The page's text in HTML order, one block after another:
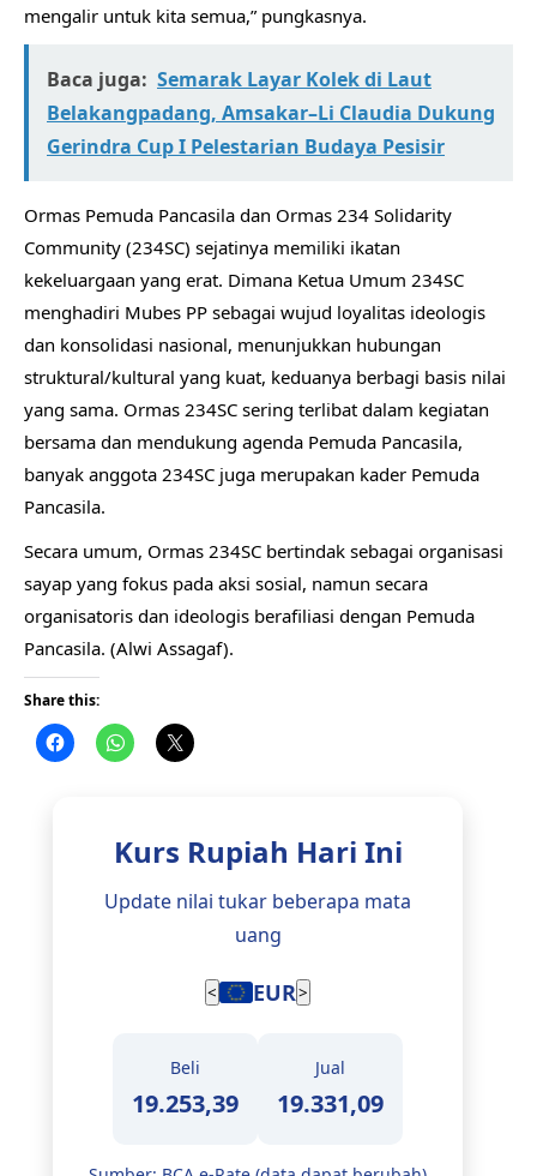
mengalir untuk kita semua,” pungkasnya.
Baca juga: Semarak Layar Kolek di Laut
Belakangpadang, Amsakar–Li Claudia Dukung
Gerindra Cup I Pelestarian Budaya Pesisir
Ormas Pemuda Pancasila dan Ormas 234 Solidarity
Community (234SC) sejatinya memiliki ikatan
kekeluargaan yang erat. Dimana Ketua Umum 234SC
menghadiri Mubes PP sebagai wujud loyalitas ideologis
dan konsolidasi nasional, menunjukkan hubungan
struktural/kultural yang kuat, keduanya berbagi basis nilai
yang sama. Ormas 234SC sering terlibat dalam kegiatan
bersama dan mendukung agenda Pemuda Pancasila,
banyak anggota 234SC juga merupakan kader Pemuda
Pancasila.
Secara umum, Ormas 234SC bertindak sebagai organisasi
sayap yang fokus pada aksi sosial, namun secara
organisatoris dan ideologis berafiliasi dengan Pemuda
Pancasila. (Alwi Assagaf).
Share this:
Kurs Rupiah Hari Ini
Update nilai tukar beberapa mata
uang
< EUR>
Beli
19.253,39
Jual
19.331,09